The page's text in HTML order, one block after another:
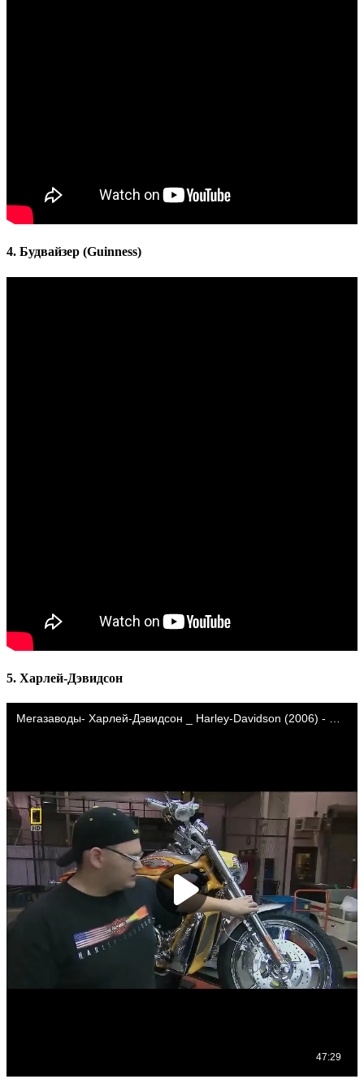
4. Будвайзер (Guinness)
5. Харлей-Дэвидсон